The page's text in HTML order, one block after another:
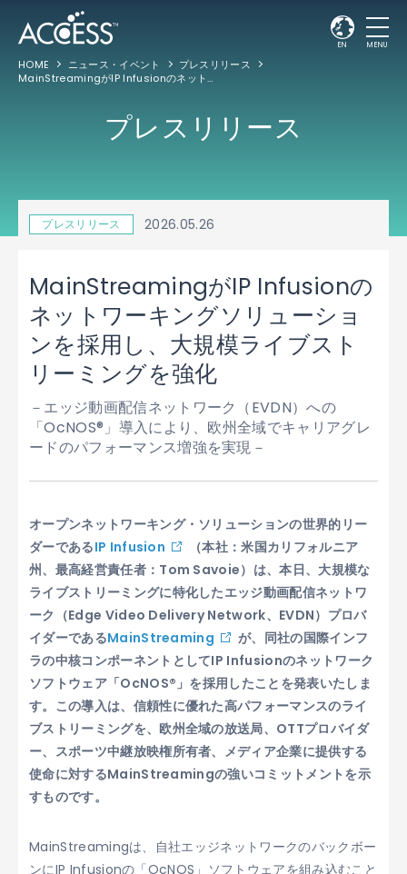
EN MENU
HOME ニュース・イベント
プレスリリース
MainStreamingがIP Infusionのネットワーキングソリューションを採用し、大規模ライブストリーミングを強化
プレスリリース
プレスリリース 2026.05.26
MainStreamingがIP Infusionの
ネットワーキングソリューショ
ンを採用し、大規模ライブスト
リーミングを強化
－エッジ動画配信ネットワーク（EVDN）への
「OcNOS®」導入により、欧州全域でキャリアグレ
ードのパフォーマンス増強を実現－
オープンネットワーキング・ソリューションの世界的リー
ダーであるIP Infusion
（本社：米国カリフォルニア
州、最高経営責任者：Tom Savoie）は、本日、大規模な
ライブストリーミングに特化したエッジ動画配信ネットワ
ーク（Edge Video Delivery Network、EVDN）プロバ
イダーであるMainStreaming
が、同社の国際インフ
ラの中核コンポーネントとしてIP Infusionのネットワーク
ソフトウェア「OcNOS®」を採用したことを発表いたしま
す。この導入は、信頼性に優れた高パフォーマンスのライ
ブストリーミングを、欧州全域の放送局、OTTプロバイダ
ー、スポーツ中継放映権所有者、メディア企業に提供する
使命に対するMainStreamingの強いコミットメントを示
すものです。
MainStreamingは、自社エッジネットワークのバックボー
ンにIP Infusionの「OcNOS」ソフトウェアを組み込むこと